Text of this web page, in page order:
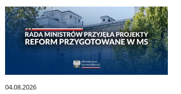
04.08.2026